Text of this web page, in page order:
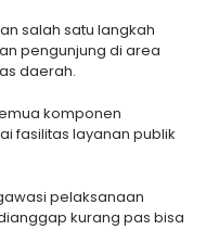
salah satu langkah
pengunjung di area
daerah.
komponen
fasilitas layanan publik
pelaksanaan
kurang pas bisa